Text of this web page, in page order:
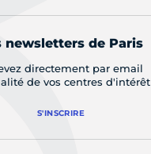
newsletters de Paris
directement par email
de vos centres d'intérêt
S'INSCRIRE